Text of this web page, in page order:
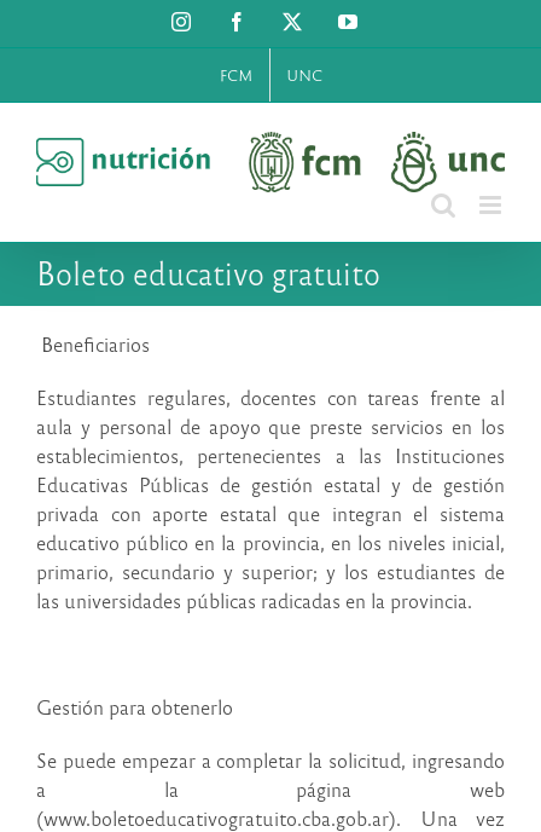
al
InstagramFacebook YouTube
FCM UNC
Boleto educativo gratuito
Beneficiarios
Estudiantes regulares, docentes con tareas frente al
aula y personal de apoyo que preste servicios en los
establecimientos, pertenecientes a las Instituciones
Educativas Públicas de gestión estatal y de gestión
privada con aporte estatal que integran el sistema
educativo público en la provincia, en los niveles inicial,
primario, secundario y superior; y los estudiantes de
las universidades públicas radicadas en la provincia.
Gestión para obtenerlo
Se puede empezar a completar la solicitud, ingresando
a la página web
(www.boletoeducativogratuito.cba.gob.ar). Una vez